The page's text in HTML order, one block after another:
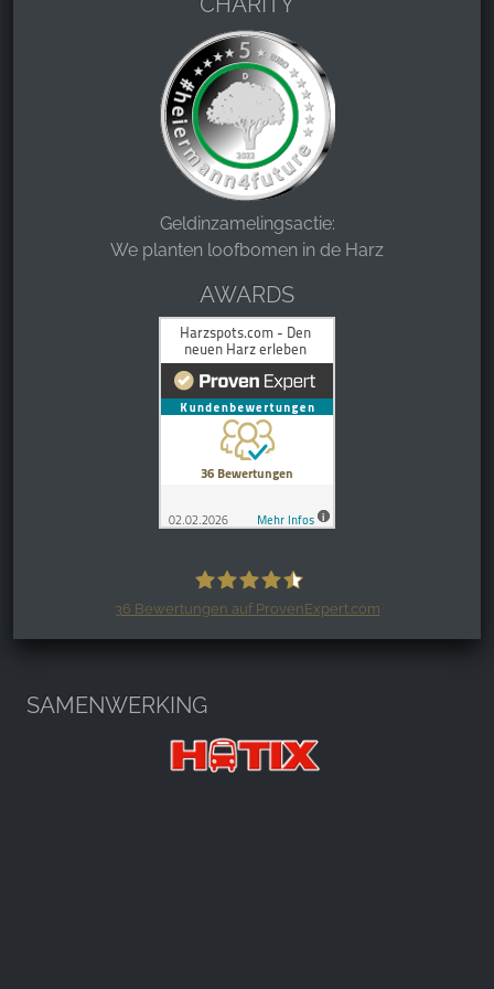
Geldinzamelingsactie:
We planten loofbomen in de Harz
AWARDS
36 Bewertungen auf ProvenExpert.com
SAMENWERKING